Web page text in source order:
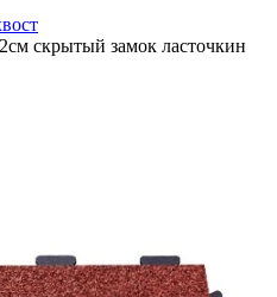
скрытый замок ласточкин